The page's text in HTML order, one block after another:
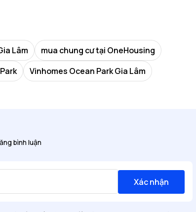
Lâm
mua chung cư tại OneHousing
Vinhomes Ocean Park Gia Lâm
bình luận
Xác nhận